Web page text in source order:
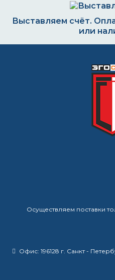
Выставляем счёт.
или
Формируем заказ и
Чем можно
Какой
акриловую краску?
Можно ли красить
Осуществляем поставки
Офис: 196128 г. Санкт -